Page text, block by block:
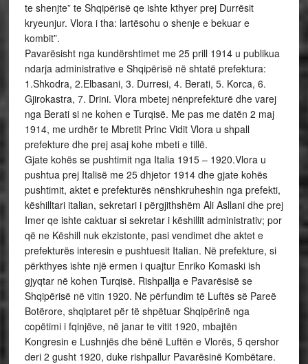
te shenjte” te Shqipërisë qe ishte kthyer prej Durrësit
kryeunjur. Vlora i tha: lartësohu o shenje e bekuar e
kombit”.
Pavarësisht nga kundërshtimet me 25 prill 1914 u publikua
ndarja administrative e Shqipërisë në shtatë prefektura:
1.Shkodra, 2.Elbasani, 3. Durresi, 4. Berati, 5. Korca, 6.
Gjirokastra, 7. Drini. Vlora mbetej nënprefekturë dhe varej
nga Berati si ne kohen e Turqisë. Me pas me datën 2 maj
1914, me urdhër te Mbretit Princ Vidit Vlora u shpall
prefekture dhe prej asaj kohe mbeti e tillë.
Gjate kohës se pushtimit nga Italia 1915 – 1920.Vlora u
pushtua prej Italisë me 25 dhjetor 1914 dhe gjate kohës
pushtimit, aktet e prefekturës nënshkruheshin nga prefekti,
këshilltari italian, sekretari i përgjithshëm Ali Asllani dhe prej
Imer qe ishte caktuar si sekretar i këshillit administrativ; por
që ne Këshill nuk ekzistonte, pasi vendimet dhe aktet e
prefekturës interesin e pushtuesit Italian. Në prefekture, si
përkthyes ishte një ermen i quajtur Enriko Komaski ish
gjyqtar në kohen Turqisë. Rishpallja e Pavarësisë se
Shqipërisë në vitin 1920. Në përfundim të Luftës së Pareë
Botërore, shqiptaret për të shpëtuar Shqipërinë nga
copëtimi i fqinjëve, në janar te vitit 1920, mbajtën
Kongresin e Lushnjës dhe bënë Luftën e Vlorës, 5 qershor
deri 2 gusht 1920, duke rishpallur Pavarësinë Kombëtare.